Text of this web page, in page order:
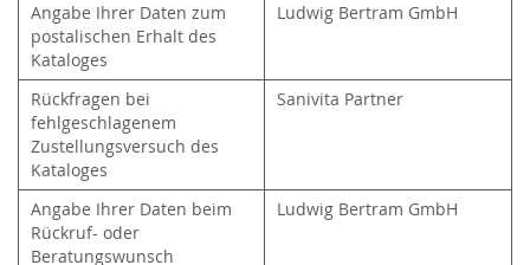
Angabe Ihrer Daten zum
postalischen Erhalt des
Kataloges
Ludwig Bertram GmbH
Rückfragen bei
fehlgeschlagenem
Zustellungsversuch des
Kataloges
Sanivita Partner
Angabe Ihrer Daten beim
Rückruf- oder
Beratungswunsch
Ludwig Bertram GmbH